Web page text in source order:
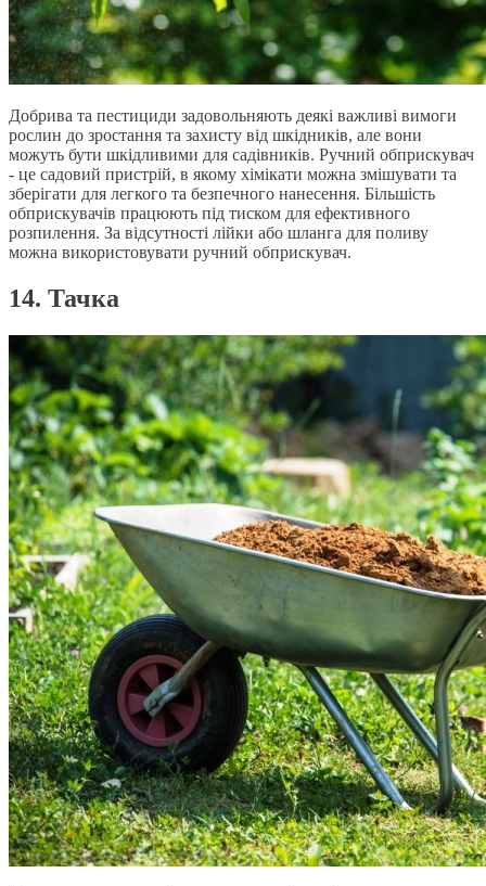
Добрива та пестициди задовольняють деякі важливі вимоги
рослин до зростання та захисту від шкідників, але вони
можуть бути шкідливими для садівників. Ручний обприскувач
- це садовий пристрій, в якому хімікати можна змішувати та
зберігати для легкого та безпечного нанесення. Більшість
обприскувачів працюють під тиском для ефективного
розпилення. За відсутності лійки або шланга для поливу
можна використовувати ручний обприскувач.
14. Тачка